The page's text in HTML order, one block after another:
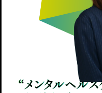
メンタルヘル